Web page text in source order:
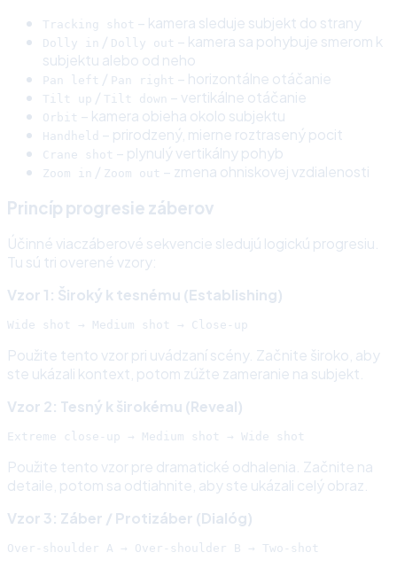
Tracking shot – kamera sleduje subjekt do strany
Dolly in / Dolly out – kamera sa pohybuje smerom k
subjektu alebo od neho
Pan left / Pan right – horizontálne otáčanie
Tilt up / Tilt down – vertikálne otáčanie
Orbit – kamera obieha okolo subjektu
Handheld – prirodzený, mierne roztrasený pocit
Crane shot – plynulý vertikálny pohyb
Zoom in / Zoom out – zmena ohniskovej vzdialenosti
Princíp progresie záberov
Účinné viaczáberové sekvencie sledujú logickú progresiu.
Tu sú tri overené vzory:
Vzor 1: Široký k tesnému (Establishing)
Použite tento vzor pri uvádzaní scény. Začnite široko, aby
ste ukázali kontext, potom zúžte zameranie na subjekt.
Vzor 2: Tesný k širokému (Reveal)
Použite tento vzor pre dramatické odhalenia. Začnite na
detaile, potom sa odtiahnite, aby ste ukázali celý obraz.
Vzor 3: Záber / Protizáber (Dialóg)